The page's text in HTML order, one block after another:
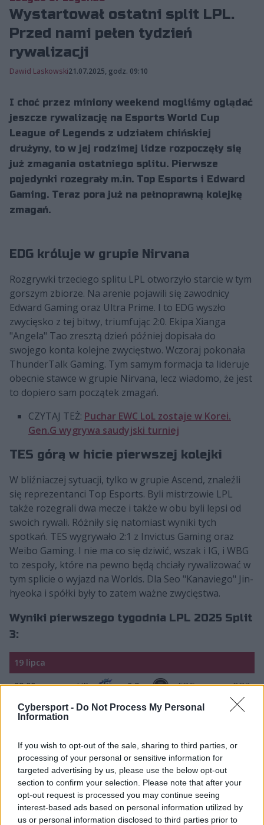
Cybersport - Do Not Process My Personal
Information
If you wish to opt-out of the sale, sharing to third parties, or
processing of your personal or sensitive information for
targeted advertising by us, please use the below opt-out
section to confirm your selection. Please note that after your
opt-out request is processed you may continue seeing
interest-based ads based on personal information utilized by
us or personal information disclosed to third parties prior to
Wystartował ostatni split LPL.
Przed nami pełen tydzień
rywalizacji
Dawid Laskowski21.07.2025, godz. 09:10
I choć przez miniony weekend mogliśmy oglądać
jeszcze rywalizację na Esports World Cup
League of Legends z udziałem chińskiej
drużyny, to w jej rodzimej lidze rozpoczęły się
już zmagania ostatniego splitu. Pierwsze
pojedynki rozegrały m.in. Top Esports i Edward
Gaming. Teraz pora już na pełnoprawną kolejkę
zmagań.
EDG króluje w grupie Nirvana
Rozgrywki trzeciego splitu LPL otworzyło starcie w tym
gorszym zbiorze. Na arenie pojawili się zawodnicy
Edward Gaming oraz Ultra Prime. I to EDG wyszło
zwycięsko z tej bitwy, triumfując 2:0. Ekipa Xianga
"Angela" Tao zresztą dzień później dopisała do
swojego konta kolejne zwycięstwo. Wczoraj pokonała
ThunderTalk Gaming. Tym samym formacja ta lideruje
obecnie stawce w grupie Nirvana, lecz wiadomo, że jest
to dopiero sam początek zmagań.
CZYTAJ TEŻ: Puchar EWC LoL zostaje w Korei.
Gen.G wygrywa saudyjski turniej
TES górą w hicie pierwszej kolejki
W bliźniaczej sytuacji, tylko w grupie Ascend, znaleźli
się reprezentanci Top Esports. Byli mistrzowie LPL
także rozegrali dwa mecze i także w obu byli lepsi od
swoich rywali. Różniły się natomiast wyniki tych
spotkań. TES wygrywało 2:1 z Invictus Gaming oraz
Weibo Gaming. I nie ma co się dziwić, wszak i IG, i WBG
to zespoły, które na pewno będą chciały rywalizować w
tym splicie o wyjazd na Worlds. Dla Seo "Kanaviego" Jin-
hyeoka i spółki były to zatem ważne zwycięstwa.
Wyniki pierwszego tygodnia LPL 2025 Split
3:
19 lipca
09:00 UP 0:2 EDG BO3
11:00 WBG 2:1 FPX BO3
20 lipca
11:00 TT 0:2 EDG
13:00 WBG 1:2 TES BO3